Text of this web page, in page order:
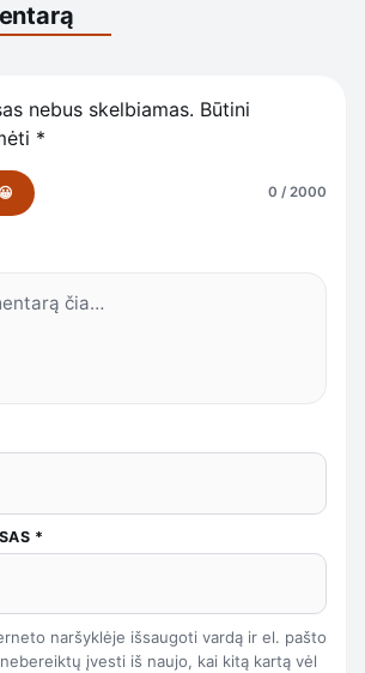
nebus skelbiamas. Būtini
*
😀 0 / 2000
*
naršyklėje išsaugoti vardą ir el. pašto
įvesti iš naujo, kai kitą kartą vėl